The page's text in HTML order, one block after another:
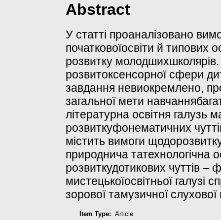
Abstract
У статті проаналізовано
початковоїосвіти й типових
розвитку
розвитоксенсорної сфери
завдання невиокремлено,
загальної мети
літературна освітня галузь
розвиткуфонематичних
містить вимоги
природнича татехнологічна
розвиткудотикових чуттів –
мистецькоїосвітньої галузі
зорової тамузичної слухової
Item Type: Article